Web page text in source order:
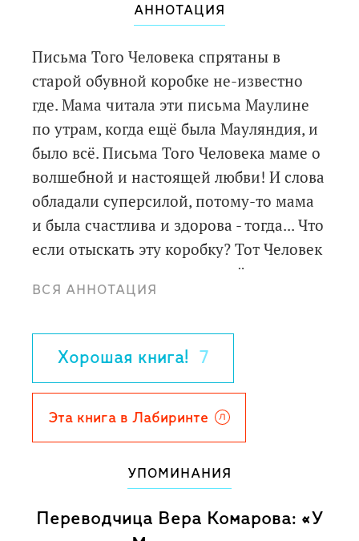
АННОТАЦИЯ
Письма Того Человека спрятаны в
старой обувной коробке не-известно
где. Мама читала эти письма Маулине
по утрам, когда ещё была Мауляндия, и
было всё. Письма Того Человека маме о
волшебной и настоящей любви! И слова
обладали суперсилой, потому-то мама
и была счастлива и здорова - тогда... Что
если отыскать эту коробку? Тот Человек
вспомнит все сокровища, всё то, почему
родители были вместе - и очнётся? И
действовать немедленно! Потому что
Тот Человек теперь не просто
единолично владеет Мауляндией, но и -
приводит туда свою новую подружку...
Срочно выяснить, что там происходит!
Для среднего школьного возраста.
ВСЯ АННОТАЦИЯ
Хорошая книга! 7
Эта книга в Лабиринте
УПОМИНАНИЯ
Переводчица Вера Комарова: «У